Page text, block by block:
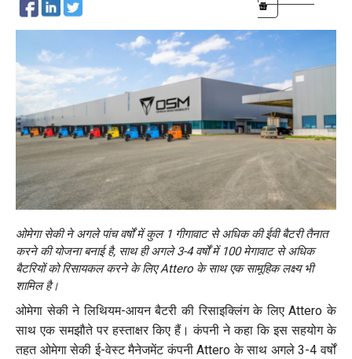
ओमेगा सेकी ने अगले पांच वर्षों में कुल 1 गीगावाट से अधिक की ईवी बैटरी तैनात
करने की योजना बनाई है, साथ ही अगले 3-4 वर्षों में 100 मेगावाट से अधिक
बैटरियों को रिसायकल करने के लिए Attero के साथ एक सामूहिक लक्ष्य भी
शामिल है।
ओमेगा सेकी ने लिथियम-आयन बैटरी की रिसाइक्लिंग के लिए Attero के
साथ एक समझौते पर हस्ताक्षर किए हैं। कंपनी ने कहा कि इस सहयोग के
तहत ओमेगा सेकी ई-वेस्ट मैनेजमेंट कंपनी Attero के साथ अगले 3-4 वर्षों